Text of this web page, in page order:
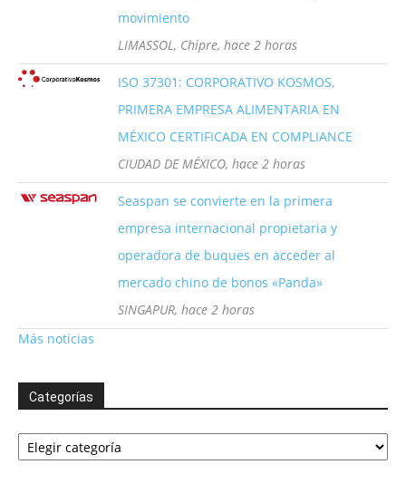
movimiento
LIMASSOL, Chipre, hace 2 horas
ISO 37301: CORPORATIVO KOSMOS,
PRIMERA EMPRESA ALIMENTARIA EN
MÉXICO CERTIFICADA EN COMPLIANCE
CIUDAD DE MÉXICO, hace 2 horas
Seaspan se convierte en la primera
empresa internacional propietaria y
operadora de buques en acceder al
mercado chino de bonos «Panda»
SINGAPUR, hace 2 horas
Más noticias
Categorías
Categorías